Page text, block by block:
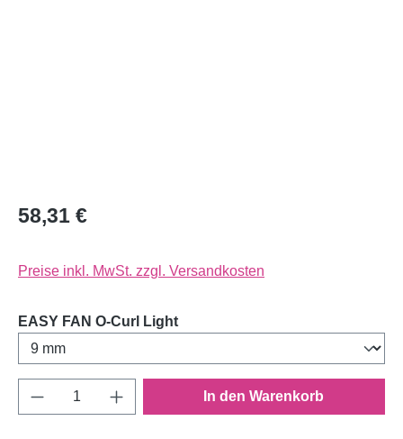
58,31 €
Preise inkl. MwSt. zzgl. Versandkosten
EASY FAN O-Curl Lightauswählen
Produkt Anzahl: Gib den gewünschten
In den Warenkorb